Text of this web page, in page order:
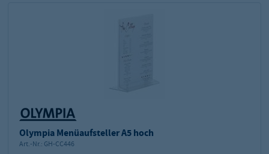
Olympia Menüaufsteller A5 hoch
Art.-Nr.: GH-CC446